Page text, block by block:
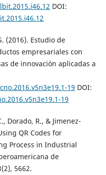
DOI:
(2016). Estudio de
empresariales con
de innovación aplicadas a
19 DOI:
19
Dorado, R., & Jimenez-
QR Codes for
Process in Industrial
de
5662.